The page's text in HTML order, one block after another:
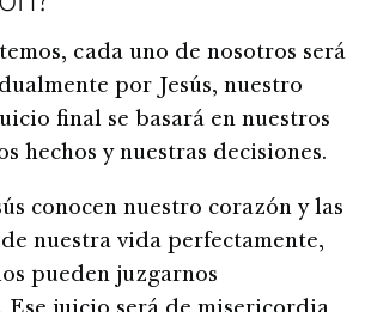
cada uno de nosotros será
por Jesús, nuestro
final se basará en nuestros
hechos y nuestras decisiones.
conocen nuestro corazón y las
nuestra vida perfectamente,
pueden juzgarnos